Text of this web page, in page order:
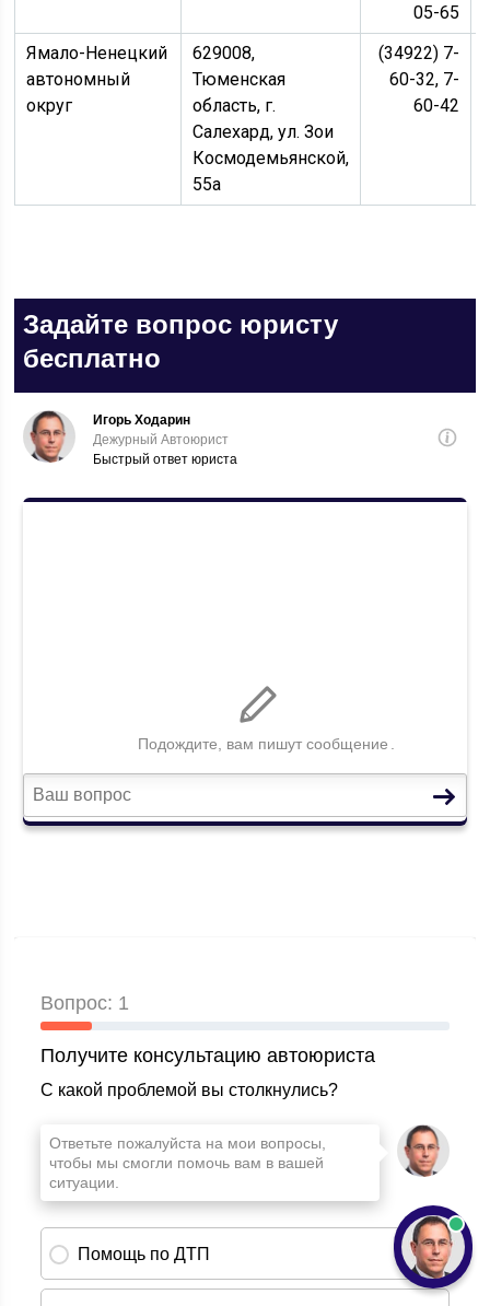
05-65
Ямало-Ненецкий
автономный
округ
629008,
Тюменская
область, г.
Салехард, ул. Зои
Космодемьянской,
55а
(34922) 7-
60-32, 7-
60-42